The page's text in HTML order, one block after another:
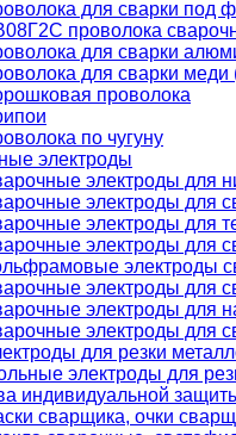
для сварки под
проволока
для сварки
для сварки меди
проволока
по чугуну
электроды
электроды для
электроды для
электроды для
электроды для
электроды
электроды для
электроды для
электроды для
для резки
электроды для
индивидуальной
сварщика, очки